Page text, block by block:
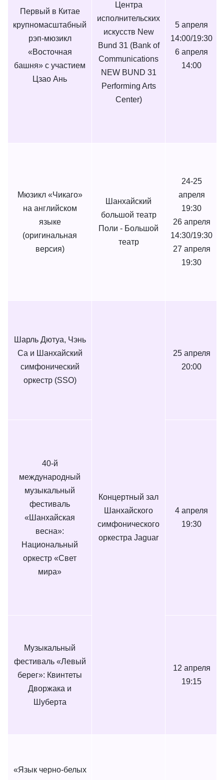
Первый в Китае
крупномасштабный
рэп-мюзикл
«Восточная
башня» с участием
Цзао Ань
Центра
исполнительских
искусств New
Bund 31 (Bank of
Communications
NEW BUND 31
Performing Arts
Center)
5 апреля
14:00/19:30
6 апреля
14:00
Мюзикл «Чикаго»
на английском
языке
(оригинальная
версия)
Шанхайский
большой театр
Поли - Большой
театр
24-25
апреля
19:30
26 апреля
14:30/19:30
27 апреля
19:30
Шарль Дютуа, Чэнь
Са и Шанхайский
симфонический
оркестр (SSO)
Концертный зал
Шанхайского
симфонического
оркестра Jaguar
25 апреля
20:00
40-й
международный
музыкальный
фестиваль
«Шанхайская
весна»:
Национальный
оркестр «Свет
мира»
4 апреля
19:30
Музыкальный
фестиваль «Левый
берег»: Квинтеты
Дворжака и
Шуберта
12 апреля
19:15
«Язык черно-белых